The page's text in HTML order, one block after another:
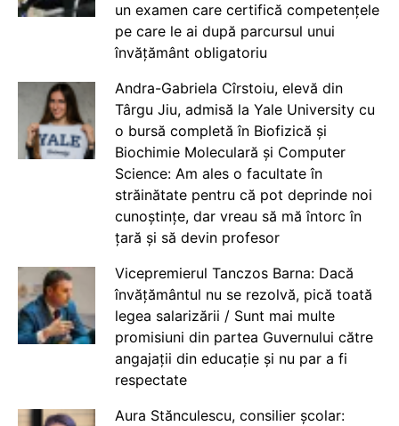
un examen care certifică competențele
pe care le ai după parcursul unui
învățământ obligatoriu
Andra-Gabriela Cîrstoiu, elevă din
Târgu Jiu, admisă la Yale University cu
o bursă completă în Biofizică și
Biochimie Moleculară și Computer
Science: Am ales o facultate în
străinătate pentru că pot deprinde noi
cunoștințe, dar vreau să mă întorc în
țară și să devin profesor
Vicepremierul Tanczos Barna: Dacă
învățământul nu se rezolvă, pică toată
legea salarizării / Sunt mai multe
promisiuni din partea Guvernului către
angajații din educație și nu par a fi
respectate
Aura Stănculescu, consilier școlar: